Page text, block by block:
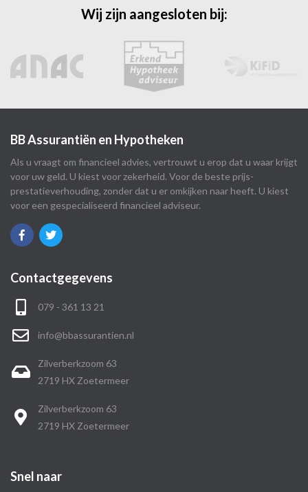
Wij zijn aangesloten bij:
BB Assurantiën en Hypotheken
Als u vraagt om financieel advies, vertrouwt u erop dat u waar krijgt
voor uw geld. U kiest voor zekerheid. Voor de beste prijs-
prestatieverhouding, zonder dat u er omkijken naar heeft. U kiest
voor een gespecialiseerd financieel adviseur.
Contactgegevens
079 - 361 13 21
info@bbassurantien.nl
Zilverberkzoom 63
2719 HX Zoetermeer
Zilverberkzoom 63
2719 HX Zoetermeer
Snel naar